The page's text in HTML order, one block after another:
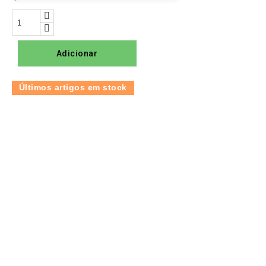
Adicionar
Últimos artigos em stock